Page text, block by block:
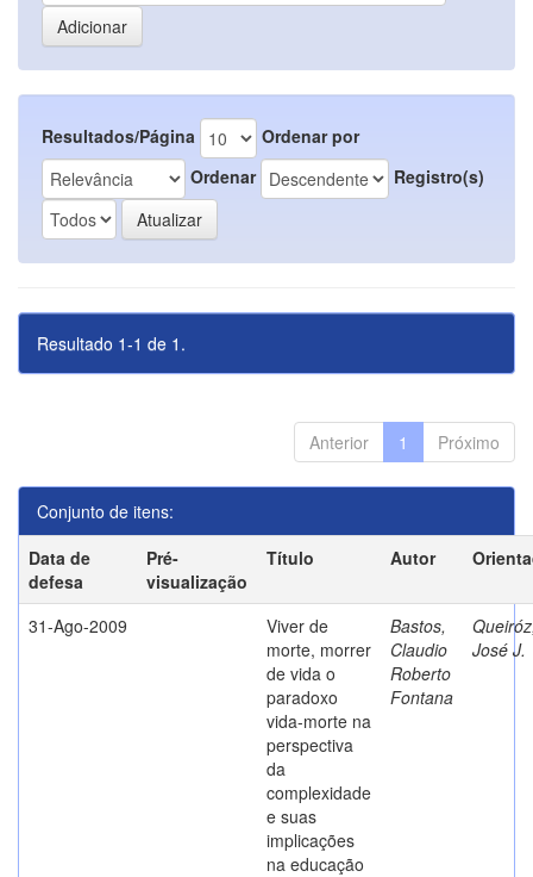
Resultados/Página
Ordenar por
Ordenar
Registro(s)
Resultado 1-1 de 1.
Anterior 1 Próximo
Conjunto de itens:
Data de
defesa
Pré-
visualização
Título Autor
31-Ago-2009
Viver de
morte, morrer
de vida o
paradoxo
vida-morte na
perspectiva
da
complexidade
e suas
implicações
na educação
Bastos,
Claudio
Roberto
Fontana
José J.